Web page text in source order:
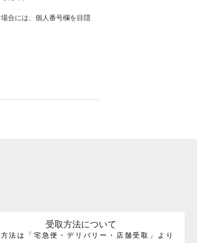
合には、個人番号欄を目隠
受取方法について
法は「宅急便・デリバリー・店舗受取」より